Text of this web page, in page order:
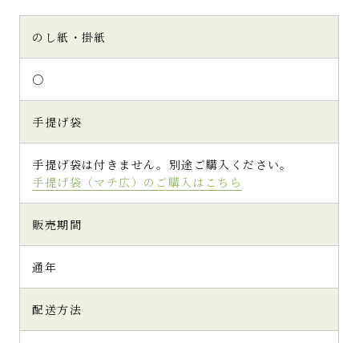
茶ゼリーが、指定した日程通りに到着しまし
た。
段ボールを開封すると、立派な化粧箱とお店
粧箱を開ける前から「あ！これも、食べてた
い」とさらに購買意欲をそそられてしまいま
した（笑）。
化粧箱を開けると、主役の抹茶ゼリー4個がお
す。ちょっとしたお茶請けという量ではなく、
結構食べごたえありです。
カップの上部には、夏にぴったりな瑞々しい
イメージを感じさせる透明な寒天があり、そ
の下に大切りサイズの宇治抹茶ゼリーと小豆が
のし紙・掛紙
○
手提げ袋
手提げ袋は付きません。別途ご購入ください。
手提げ袋（マチ広）のご購入はこちら
販売期間
通年
配送方法